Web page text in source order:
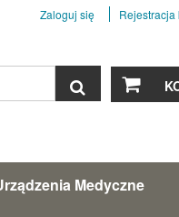
Zaloguj się Rejestracja
Szukaj
Medyczne